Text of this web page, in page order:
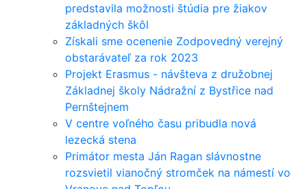
predstavila možnosti štúdia pre žiakov
základných škôl
Získali sme ocenenie Zodpovedný verejný
obstarávateľ za rok 2023
Projekt Erasmus - návšteva z družobnej
Základnej školy Nádražní z Bystřice nad
Pernštejnem
V centre voľného času pribudla nová
lezecká stena
Primátor mesta Ján Ragan slávnostne
rozsvietil vianočný stromček na námestí vo